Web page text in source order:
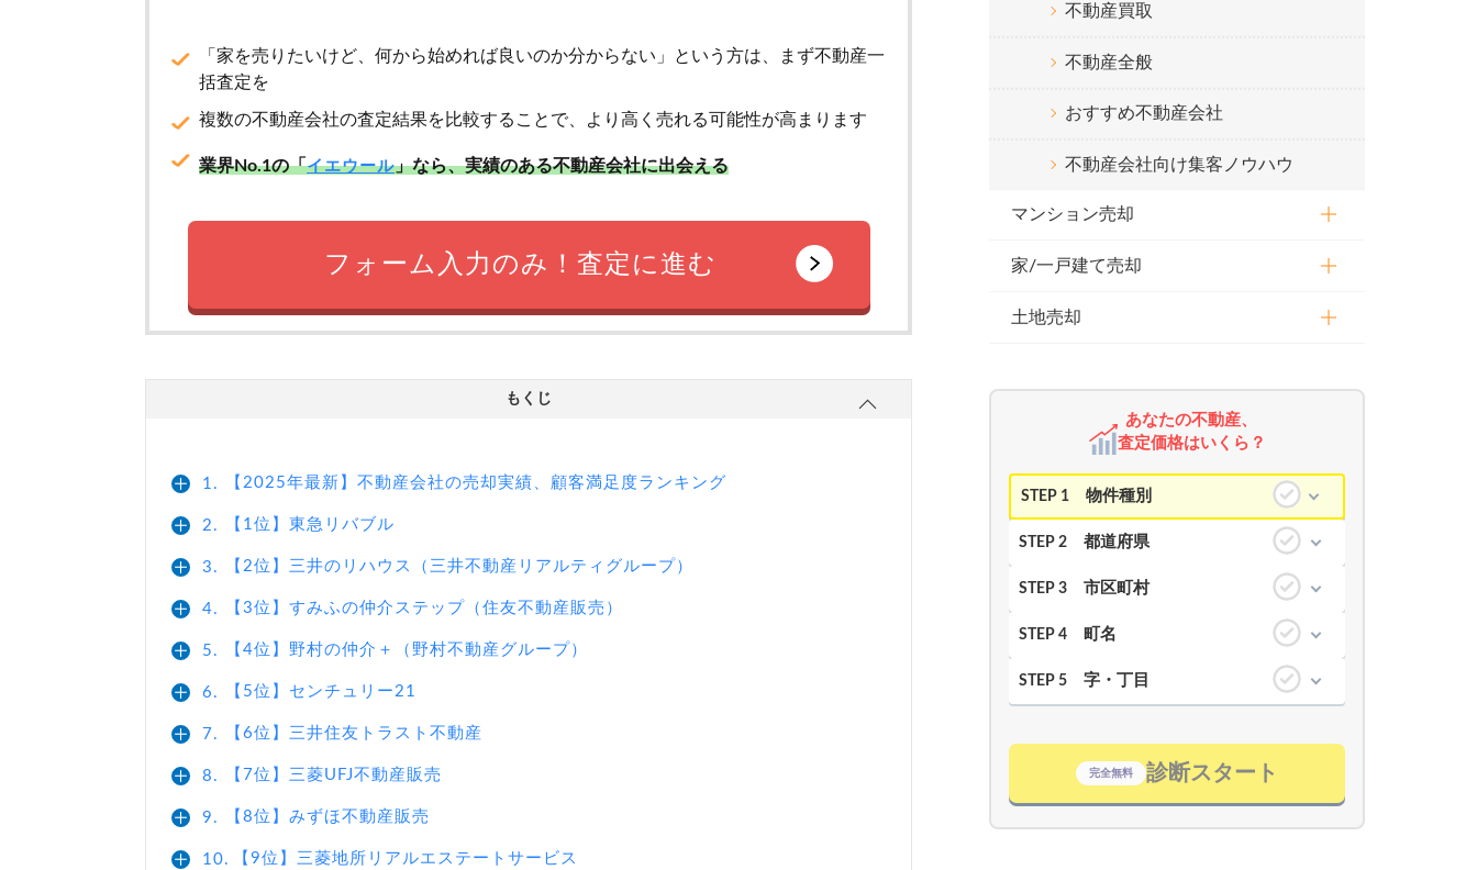
「家を売りたいけど、何から始めれば良いのか分からない」という方は、まず不動産一
括査定を
複数の不動産会社の査定結果を比較することで、より高く売れる可能性が高まります
業界No.1の「イエウール」なら、実績のある不動産会社に出会える
フォーム入力のみ！査定に進む
もくじ
1. 【2025年最新】不動産会社の売却実績、顧客満足度ランキング
2. 【1位】東急リバブル
3. 【2位】三井のリハウス（三井不動産リアルティグループ）
4. 【3位】すみふの仲介ステップ（住友不動産販売）
5. 【4位】野村の仲介＋（野村不動産グループ）
6. 【5位】センチュリー21
7. 【6位】三井住友トラスト不動産
8. 【7位】三菱UFJ不動産販売
9. 【8位】みずほ不動産販売
10. 【9位】三菱地所リアルエステートサービス
不動産買取
不動産全般
おすすめ不動産会社
不動産会社向け集客ノウハウ
マンション売却
家/一戸建て売却
土地売却
あなたの不動産、
査定価格はいくら？
STEP 1 物件種別
STEP 2 都道府県
STEP 3 市区町村
STEP 4 町名
STEP 5 字・丁目
完全無料 診断スタート